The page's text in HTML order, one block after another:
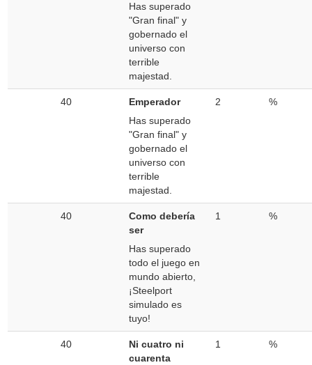
Has superado
"Gran final" y
gobernado el
universo con
terrible
majestad.
40
Emperador
Has superado
"Gran final" y
gobernado el
universo con
terrible
majestad.
2 %
40
Como debería
ser
Has superado
todo el juego en
mundo abierto,
¡Steelport
simulado es
tuyo!
1 %
40
Ni cuatro ni
cuarenta
1 %